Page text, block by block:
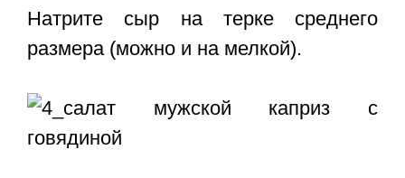
Натрите сыр на терке среднего
размера (можно и на мелкой).